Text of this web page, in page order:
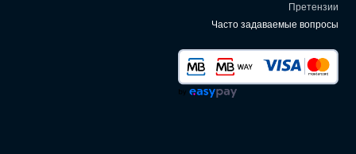
Претензии
Часто задаваемые вопросы